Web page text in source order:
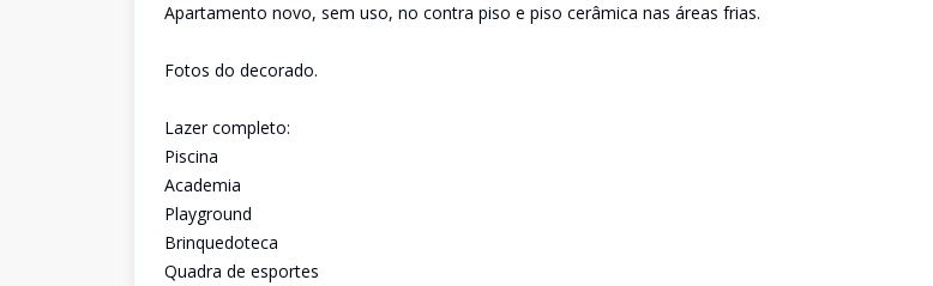
Apartamento novo, sem uso, no contra piso e piso cerâmica nas áreas frias.
Fotos do decorado.
Lazer completo:
Piscina
Academia
Playground
Brinquedoteca
Quadra de esportes